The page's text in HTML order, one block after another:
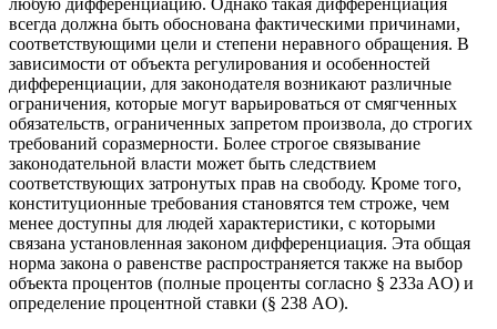
всегда должна быть обоснована фактическими причинами,
соответствующими цели и степени неравного обращения. В
зависимости от объекта регулирования и особенностей
дифференциации, для законодателя возникают различные
ограничения, которые могут варьироваться от смягченных
обязательств, ограниченных запретом произвола, до строгих
требований соразмерности. Более строгое связывание
законодательной власти может быть следствием
соответствующих затронутых прав на свободу. Кроме того,
конституционные требования становятся тем строже, чем
менее доступны для людей характеристики, с которыми
связана установленная законом дифференциация. Эта общая
норма закона о равенстве распространяется также на выбор
объекта процентов (полные проценты согласно § 233a AO) и
определение процентной ставки (§ 238 AO).